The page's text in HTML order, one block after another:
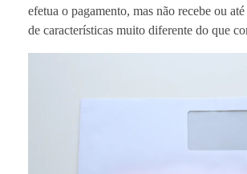
efetua o pagamento, mas não recebe ou
de características muito diferente do que